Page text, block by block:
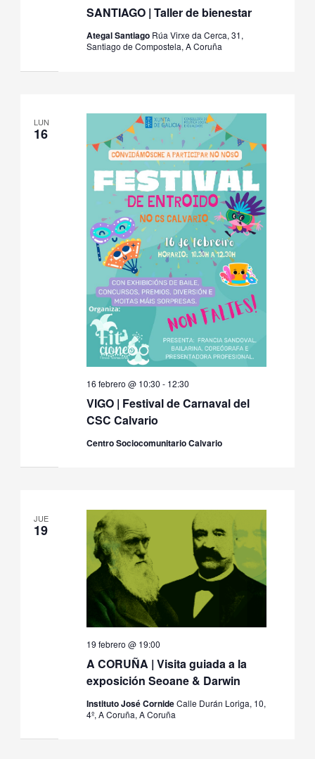
SANTIAGO | Taller de bienestar
Ategal Santiago Rúa Virxe da Cerca, 31,
Santiago de Compostela, A Coruña
LUN
16
VIGO | Festival de Carnaval del
CSC Calvario
16 febrero @ 10:30 - 12:30
Centro Sociocomunitario Calvario
JUE
19
A CORUÑA | Visita guiada a la
exposición Seoane & Darwin
19 febrero @ 19:00
Instituto José CornideCalle Durán Loriga, 10,
4º, A Coruña, A Coruña